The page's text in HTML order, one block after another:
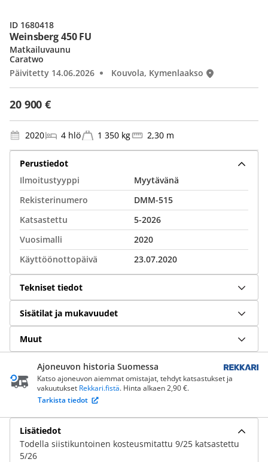
Weinsberg 450 FU
20 900 €
Matkailuvaunu
Caratwo
Päivitetty 14.06.2026
Kouvola, Kymenlaakso
ID 1680418
2020 4 hlö 1 350 kg 2,30 m
Perustiedot
Ilmoitustyyppi
Myytävänä
Rekisterinumero
DMM-515
Katsastettu
5-2026
Vuosimalli
2020
Käyttöönottopäivä
23.07.2020
Tekniset tiedot
Sisätilat ja mukavuudet
Muut
Ajoneuvon historia Suomessa
Katso ajoneuvon aiemmat omistajat, tehdyt katsastukset ja
vakuutukset Rekkari.fistä. Hinta alkaen 2,90 €.
Tarkista tiedot
Lisätiedot
Todella siistikuntoinen kosteusmitattu 9/25 katsastettu
5/26